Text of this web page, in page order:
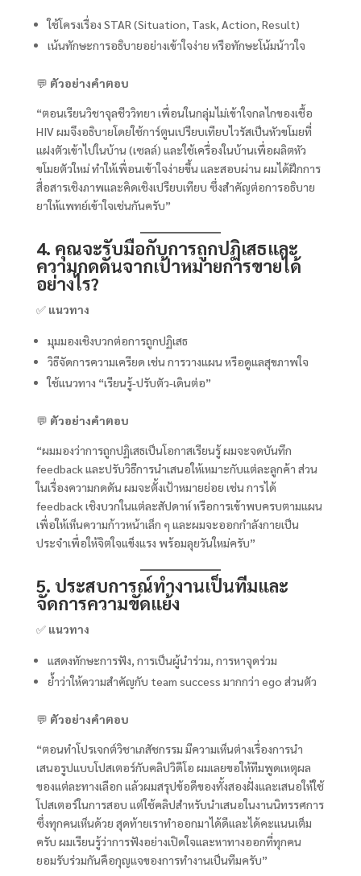
ใช้โครงเรื่อง STAR (Situation, Task, Action, Result)
เน้นทักษะการอธิบายอย่างเข้าใจง่าย หรือทักษะโน้มน้าวใจ
💬 ตัวอย่างคำตอบ
“ตอนเรียนวิชาจุลชีววิทยา เพื่อนในกลุ่มไม่เข้าใจกลไกของเชื้อ
HIV ผมจึงอธิบายโดยใช้การ์ตูนเปรียบเทียบไวรัสเป็นหัวขโมยที่
แฝงตัวเข้าไปในบ้าน (เซลล์) และใช้เครื่องในบ้านเพื่อผลิตหัว
ขโมยตัวใหม่ ทำให้เพื่อนเข้าใจง่ายขึ้น และสอบผ่าน ผมได้ฝึกการ
สื่อสารเชิงภาพและคิดเชิงเปรียบเทียบ ซึ่งสำคัญต่อการอธิบาย
ยาให้แพทย์เข้าใจเช่นกันครับ”
4. คุณจะรับมือกับการถูกปฏิเสธและ
ความกดดันจากเป้าหมายการขายได้
อย่างไร?
✅ แนวทาง
มุมมองเชิงบวกต่อการถูกปฏิเสธ
วิธีจัดการความเครียด เช่น การวางแผน หรือดูแลสุขภาพใจ
ใช้แนวทาง “เรียนรู้-ปรับตัว-เดินต่อ”
💬 ตัวอย่างคำตอบ
“ผมมองว่าการถูกปฏิเสธเป็นโอกาสเรียนรู้ ผมจะจดบันทึก
feedback และปรับวิธีการนำเสนอให้เหมาะกับแต่ละลูกค้า ส่วน
ในเรื่องความกดดัน ผมจะตั้งเป้าหมายย่อย เช่น การได้
feedback เชิงบวกในแต่ละสัปดาห์ หรือการเข้าพบครบตามแผน
เพื่อให้เห็นความก้าวหน้าเล็ก ๆ และผมจะออกกำลังกายเป็น
ประจำเพื่อให้จิตใจแข็งแรง พร้อมลุยวันใหม่ครับ”
5. ประสบการณ์ทำงานเป็นทีมและ
จัดการความขัดแย้ง
✅ แนวทาง
แสดงทักษะการฟัง, การเป็นผู้นำร่วม, การหาจุดร่วม
ย้ำว่าให้ความสำคัญกับ team success มากกว่า ego ส่วนตัว
💬 ตัวอย่างคำตอบ
“ตอนทำโปรเจกต์วิชาเภสัชกรรม มีความเห็นต่างเรื่องการนำ
เสนอรูปแบบโปสเตอร์กับคลิปวิดีโอ ผมเลยขอให้ทีมพูดเหตุผล
ของแต่ละทางเลือก แล้วผมสรุปข้อดีของทั้งสองฝั่งและเสนอให้ใช้
โปสเตอร์ในการสอบ แต่ใช้คลิปสำหรับนำเสนอในงานนิทรรศการ
ซึ่งทุกคนเห็นด้วย สุดท้ายเราทำออกมาได้ดีและได้คะแนนเต็ม
ครับ ผมเรียนรู้ว่าการฟังอย่างเปิดใจและหาทางออกที่ทุกคน
ยอมรับร่วมกันคือกุญแจของการทำงานเป็นทีมครับ”